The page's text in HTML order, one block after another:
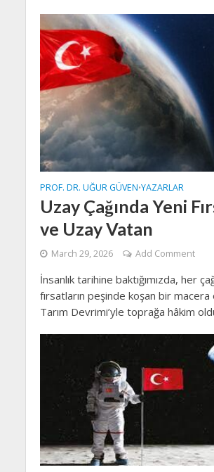
PROF. DR. UĞUR GÜVEN•YAZARLAR
Uzay Çağında Yeni
ve Uzay Vatan
March 29, 2026 Add Comment
İnsanlık tarihine baktığımızda, her
fırsatların peşinde koşan bir macera
Tarım Devrimi’yle toprağa hâkim